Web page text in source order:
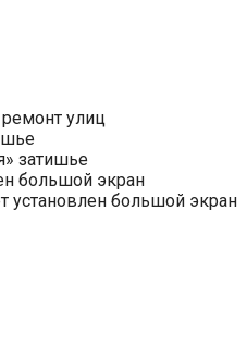
улиц
затишье
большой экран
установлен большой экран